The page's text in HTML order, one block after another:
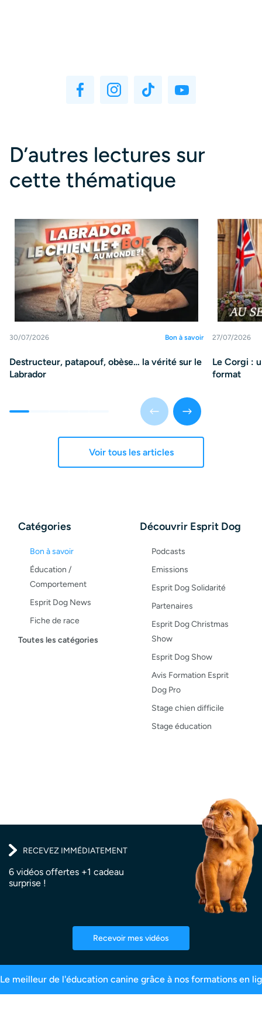
Catégories
Bon à savoir
Éducation /
Comportement
Esprit Dog News
Fiche de race
Maladies du chien
Toutes les catégories
Découvrir Esprit Dog
Podcasts
Emissions
Esprit Dog Solidarité
Partenaires
Esprit Dog Christmas
Show
Esprit Dog Show
Avis Formation Esprit
Dog Pro
Stage chien difficile
Stage éducation
D’autres lectures sur
cette thématique
30/07/2026 Bon à savoir
Destructeur, patapouf, obèse… la vérité sur le
Labrador
27/07/2026
Le Corgi :
format
Voir tous les articles
RECEVEZ IMMÉDIATEMENT
6 vidéos offertes +1 cadeau
surprise !
Recevoir mes vidéos
inscrits 99,6% de satisfaction 2,5